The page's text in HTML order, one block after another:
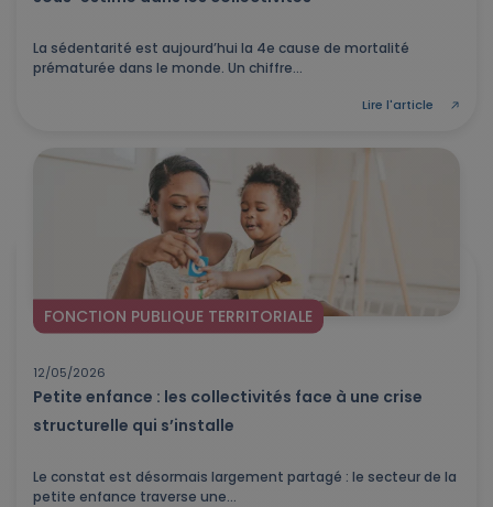
La sédentarité est aujourd’hui la 4e cause de mortalité
prématurée dans le monde. Un chiffre...
Lire l'article
FONCTION PUBLIQUE TERRITORIALE
12/05/2026
Petite enfance : les collectivités face à une crise
structurelle qui s’installe
Le constat est désormais largement partagé : le secteur de la
petite enfance traverse une...